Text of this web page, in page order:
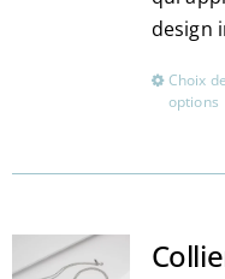
design
Choix
options